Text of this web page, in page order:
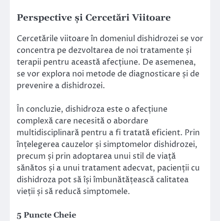
Perspective și Cercetări Viitoare
Cercetările viitoare în domeniul dishidrozei se vor
concentra pe dezvoltarea de noi tratamente și
terapii pentru această afecțiune. De asemenea,
se vor explora noi metode de diagnosticare și de
prevenire a dishidrozei.
În concluzie, dishidroza este o afecțiune
complexă care necesită o abordare
multidisciplinară pentru a fi tratată eficient. Prin
înțelegerea cauzelor și simptomelor dishidrozei,
precum și prin adoptarea unui stil de viață
sănătos și a unui tratament adecvat, pacienții cu
dishidroza pot să își îmbunătățească calitatea
vieții și să reducă simptomele.
5 Puncte Cheie